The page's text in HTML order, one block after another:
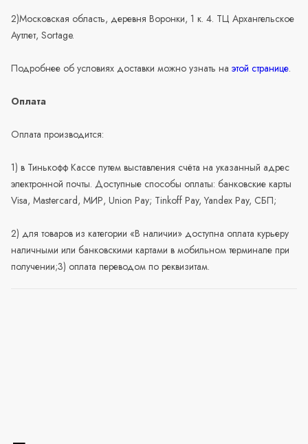
2)Московская область, деревня Воронки, 1 к. 4. ТЦ Архангельское
Аутлет, Sortage.
Подробнее об условиях доставки можно узнать на этой странице.
Оплата
Оплата производится:
1) в Тинькофф Кассе путем выставления счёта на указанный адрес
электронной почты. Доступные способы оплаты: банковские карты
Visa, Mastercard, МИР, Union Pay; Tinkoff Pay, Yandex Pay, СБП;
2) для товаров из категории «В наличии» доступна оплата курьеру
наличными или банковскими картами в мобильном терминале при
получении;3) оплата переводом по реквизитам.